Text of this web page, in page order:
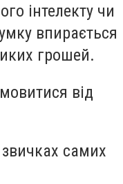
інтелекту чи
впирається
грошей.
від
самих